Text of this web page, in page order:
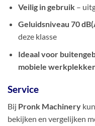
Veilig in gebruik–
Geluidsniveau 70
deze klasse
Ideaal voor
mobiele
Service
Bij Pronk Machinery
bekijken en vergelijken